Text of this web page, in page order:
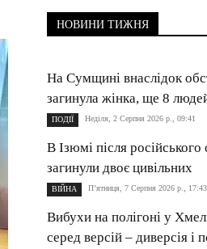
НОВИНИ ТИЖНЯ
На Сумщині внаслідок
загинула жінка, ще 8
ПОДІЇ Неділя, 2 Серпня 2026 р., 09:41
В Ізюмі після російського
загинули двоє цивільних
ВІЙНА П’ятниця, 7 Серпня 2026 р., 17:43
Вибухи на полігоні у
серед версій – диверсія і